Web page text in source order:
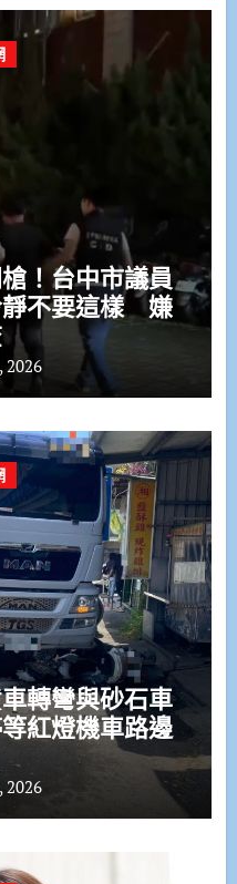
！台中市議員
靜不要這樣 嫌
2026
轉彎與砂石車
紅燈機車路邊
2026